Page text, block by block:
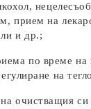
прием на
и др.;
по време на
на
очистващия